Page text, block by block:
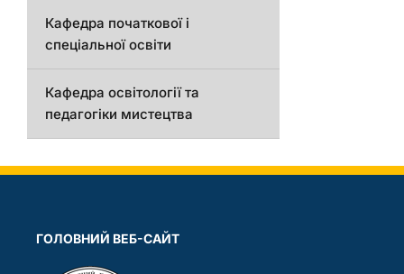
Кафедра початкової і
спеціальної освіти
Кафедра освітології та
педагогіки мистецтва
ГОЛОВНИЙ ВЕБ-САЙТ